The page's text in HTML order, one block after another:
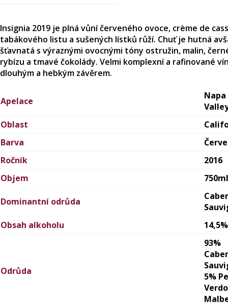
Apelace
Napa
Oblast
Barva
Ročník
2016
Objem
750ml
Dominantní odrůda
Obsah alkoholu
14,5%
Odrůda
93%
5%
Insignia 2019 je plná vůní červeného ovoce, crème de
tabákového listu a sušených lístků růží. Chuť je hutná
šťavnatá s výraznými ovocnými tóny ostružin, malin,
rybízu a tmavé čokolády. Velmi komplexní a rafinované
dlouhým a hebkým závěrem.